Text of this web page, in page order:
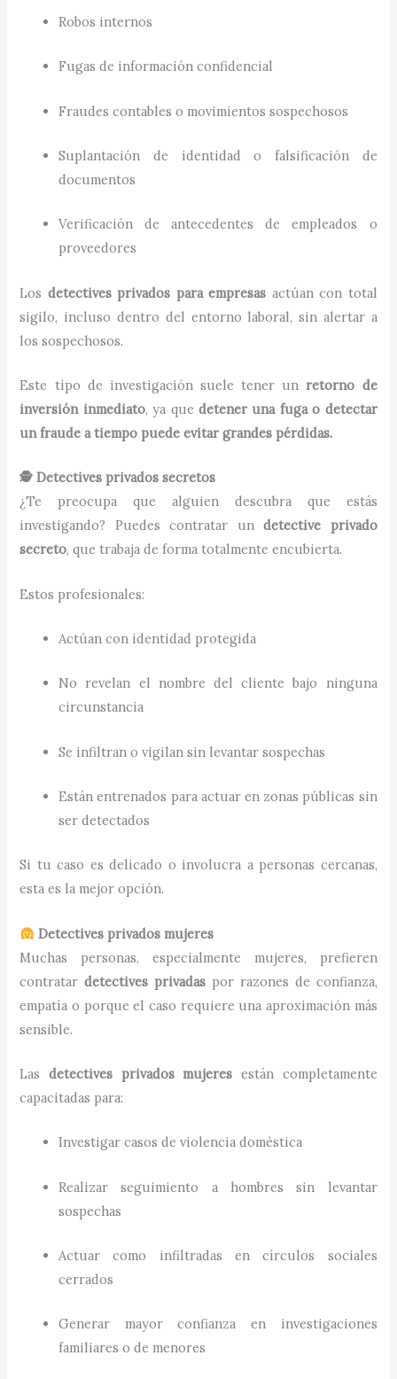
Robos internos
Fugas de información confidencial
Fraudes contables o movimientos sospechosos
Suplantación de identidad o falsificación de
documentos
Verificación de antecedentes de empleados o
proveedores
Los detectives privados para empresas actúan con total
sigilo, incluso dentro del entorno laboral, sin alertar a
los sospechosos.
Este tipo de investigación suele tener unretorno de
inversión inmediato, ya quedetener una fuga o detectar
un fraude a tiempo puede evitar grandes pérdidas.
🕵️ Detectives privados secretos
¿Te preocupa que alguien descubra que estás
investigando? Puedes contratar undetective privado
secreto, que trabaja de forma totalmente encubierta.
Estos profesionales:
Actúan con identidad protegida
No revelan el nombre del cliente bajo ninguna
circunstancia
Se infiltran o vigilan sin levantar sospechas
Están entrenados para actuar en zonas públicas sin
ser detectados
Si tu caso es delicado o involucra a personas cercanas,
esta es la mejor opción.
Detectives privados mujeres
Muchas personas, especialmente mujeres, prefieren
contratardetectives privadas por razones de confianza,
empatía o porque el caso requiere una aproximación más
sensible.
Lasdetectives privados mujeres están completamente
capacitadas para:
Investigar casos de violencia doméstica
Realizar seguimiento a hombres sin levantar
sospechas
Actuar como infiltradas en círculos sociales
cerrados
Generar mayor confianza en investigaciones
familiares o de menores